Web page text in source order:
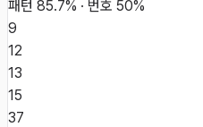
패턴 85.7% · 번호 50%
9
12
13
15
37